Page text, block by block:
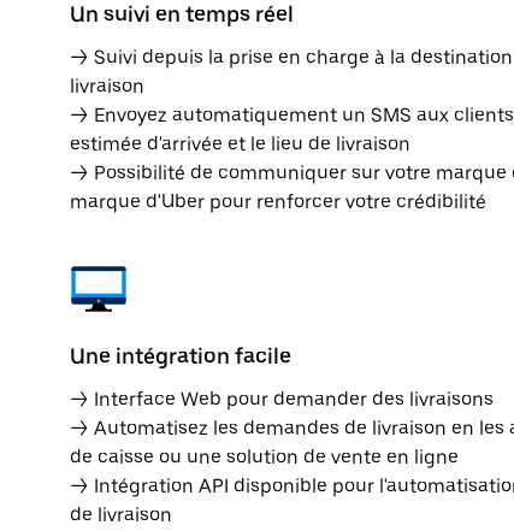
Un suivi en temps réel
→ Suivi depuis la prise en charge à la
livraison
→ Envoyez automatiquement un SMS aux
estimée d'arrivée et le lieu de livraison
→ Possibilité de communiquer sur votre marque
marque d'Uber pour renforcer votre crédibilité
Une intégration facile
→ Interface Web pour demander des livraisons
→ Automatisez les demandes de livraison en les
de caisse ou une solution de vente en ligne
→ Intégration API disponible pour
de livraison